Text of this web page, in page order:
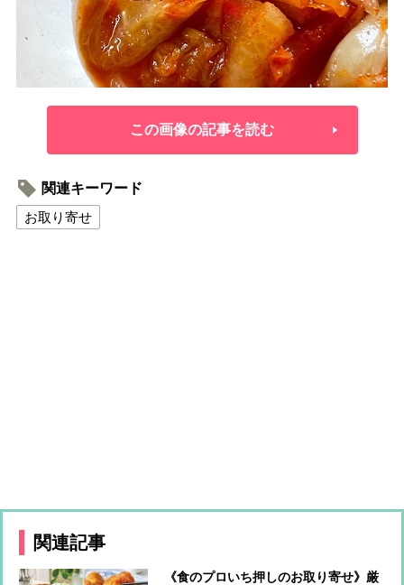
この画像の記事を読む
関連キーワード
お取り寄せ
関連記事
《食のプロいち押しのお取り寄せ》厳